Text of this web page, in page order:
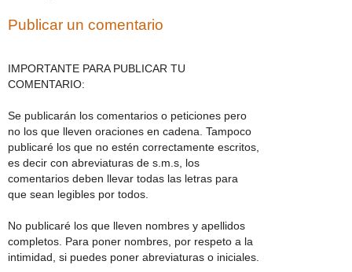
Publicar un comentario
IMPORTANTE PARA PUBLICAR TU
COMENTARIO:
Se publicarán los comentarios o peticiones pero
no los que lleven oraciones en cadena. Tampoco
publicaré los que no estén correctamente escritos,
es decir con abreviaturas de s.m.s, los
comentarios deben llevar todas las letras para
que sean legibles por todos.
No publicaré los que lleven nombres y apellidos
completos. Para poner nombres, por respeto a la
intimidad, si puedes poner abreviaturas o iniciales.